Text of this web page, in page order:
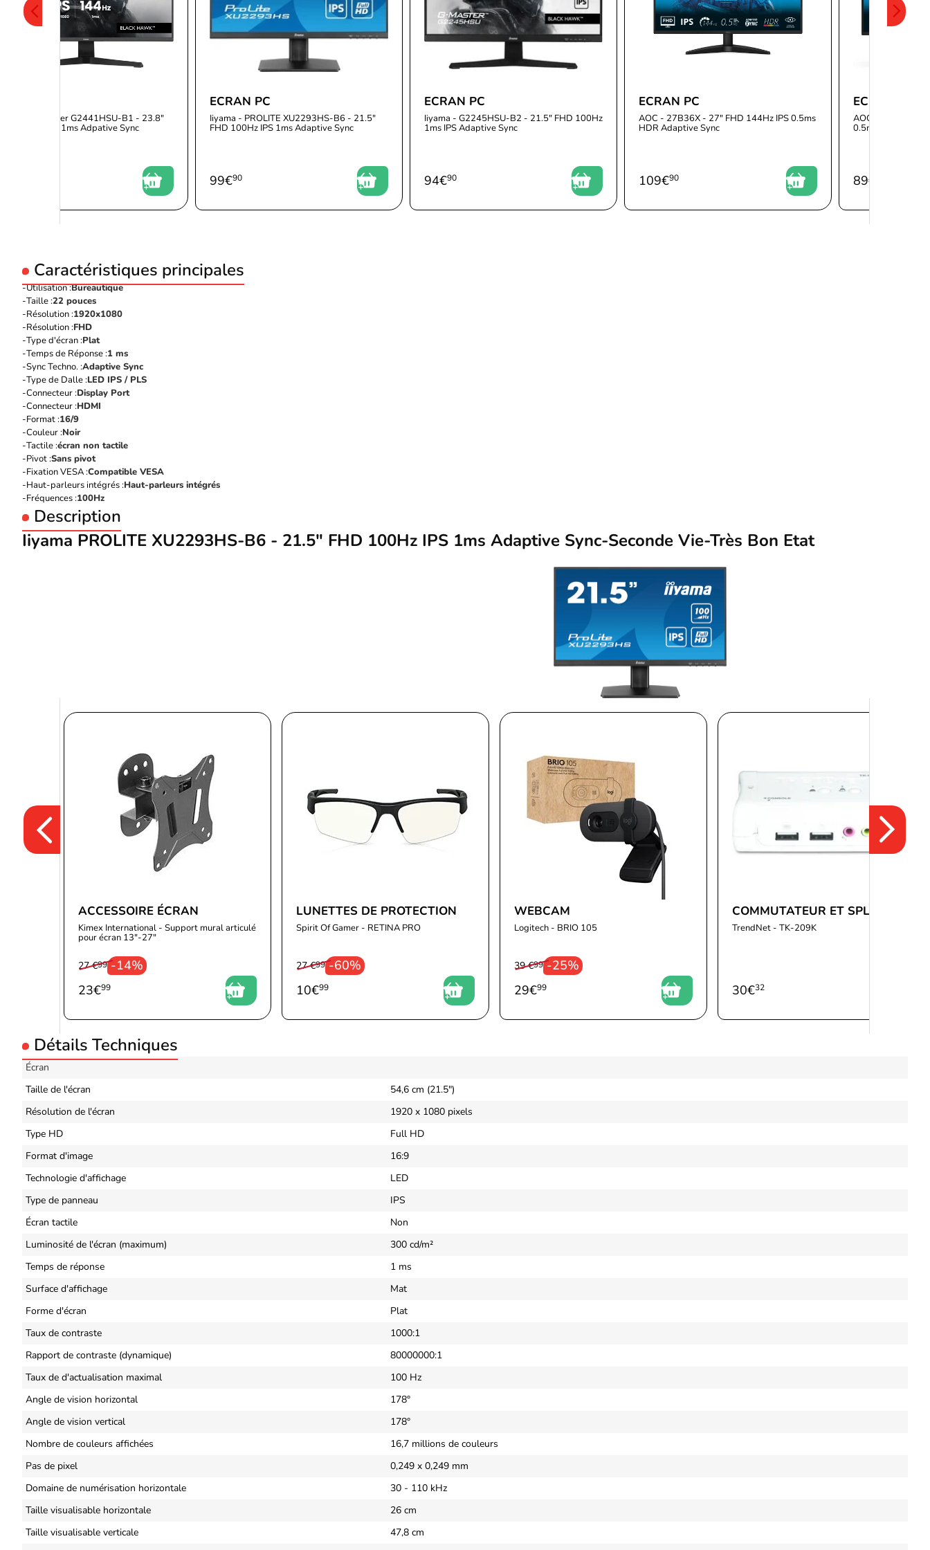
Description
Iiyama PROLITE XU2293HS-B6 - 21.5" FHD 100Hz IPS 1ms Adaptive Sync-Seconde Vie-Très Bon Etat
Caractéristiques principales
Utilisation :Bureautique
Taille :22 pouces
Résolution :1920x1080
Résolution :FHD
Type d'écran :Plat
Temps de Réponse :1 ms
Sync Techno. :Adaptive Sync
Type de Dalle :LED IPS / PLS
Connecteur :Display Port
Connecteur :HDMI
Format :16/9
Couleur :Noir
Tactile :écran non tactile
Pivot :Sans pivot
Fixation VESA :Compatible VESA
Haut-parleurs intégrés :Haut-parleurs intégrés
Fréquences :100Hz
Détails Techniques
Écran
Taille de l'écran
54,6 cm (21.5")
Résolution de l'écran
1920 x 1080 pixels
Type HD
Full HD
Format d'image
16:9
Technologie d'affichage
LED
Type de panneau
IPS
Écran tactile
Non
Luminosité de l'écran (maximum)
300 cd/m²
Temps de réponse
1 ms
Surface d'affichage
Mat
Forme d'écran
Plat
Taux de contraste
1000:1
Rapport de contraste (dynamique)
80000000:1
Taux de d'actualisation maximal
100 Hz
Angle de vision horizontal
178°
Angle de vision vertical
178°
Nombre de couleurs affichées
16,7 millions de couleurs
Pas de pixel
0,249 x 0,249 mm
Domaine de numérisation horizontale
30 - 110 kHz
Taille visualisable horizontale
26 cm
Taille visualisable verticale
47,8 cm
- G-Master G2441HSU-B1 - 23.8"
144Hz IPS 1ms Adpative Sync
ECRAN PC
Iiyama - PROLITE XU2293HS-B6 - 21.5"
FHD 100Hz IPS 1ms Adaptive Sync
99€90
ECRAN PC
Iiyama - G2245HSU-B2 - 21.5" FHD 100Hz
1ms IPS Adaptive Sync
94€90
ECRAN PC
AOC - 27B36X - 27" FHD 144Hz IPS 0.5ms
HDR Adaptive Sync
109€90
ECRAN PC
AOC - 24B36X -
0.5ms HDR
89€
ACCESSOIRE ÉCRAN
Kimex International - Support mural articulé
pour écran 13"-27"
-14%
27 €99
23€99
LUNETTES DE PROTECTION
Spirit Of Gamer - RETINA PRO
-60%
27 €99
10€99
WEBCAM
Logitech - BRIO 105
-25%
39 €99
29€99
COMMUTATEUR ET SPLITTER
TrendNet - TK-209K
30€32